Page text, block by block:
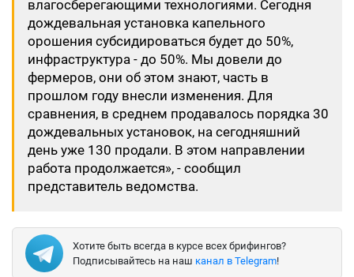
влагосберегающими технологиями. Сегодня
дождевальная установка капельного
орошения субсидироваться будет до 50%,
инфраструктура - до 50%. Мы довели до
фермеров, они об этом знают, часть в
прошлом году внесли изменения. Для
сравнения, в среднем продавалось порядка 30
дождевальных установок, на сегодняшний
день уже 130 продали. В этом направлении
работа продолжается», - сообщил
представитель ведомства.
Хотите быть всегда в курсе всех брифингов?
Подписывайтесь на наш канал в Telegram!